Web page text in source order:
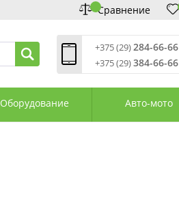
Сравнение
+375 (29)284-66-66
+375 (29)384-66-66
Сб: 10:00—18:00
Оборудование Авто-мото